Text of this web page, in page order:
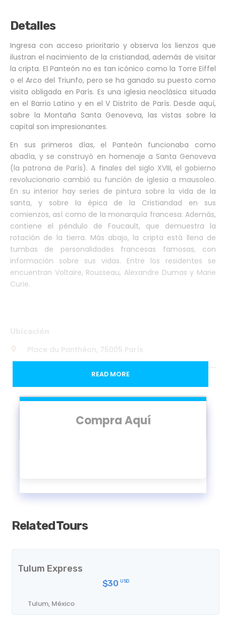
Compra Aquí
Detalles
Ingresa con acceso prioritario y observa los lienzos que
ilustran el nacimiento de la cristiandad, además de visitar
la cripta. El Panteón no es tan icónico como la Torre Eiffel
o el Arco del Triunfo, pero se ha ganado su puesto como
visita obligada en París. Es una iglesia neoclásica situada
en el Barrio Latino y en el V Distrito de París. Desde aquí,
sobre la Montaña Santa Genoveva, las vistas sobre la
capital son impresionantes.
En sus primeros días, el Panteón funcionaba como
abadía, y se construyó en homenaje a Santa Genoveva
(la patrona de París). A finales del siglo XVIII, el gobierno
revolucionario cambió su función de iglesia a mausoleo.
En su interior hay series de pintura sobre la vida de la
santa, y sobre la épica de la Cristiandad en sus
comienzos, así como de la monarquía francesa. Además,
contiene el péndulo de Foucault, que demuestra la
rotación de la tierra. Más abajo, la cripta está llena de
tumbas de personalidades francesas famosas, con
información sobre sus vidas. Entre los residentes se
encuentran Voltaire, Rousseau, Alexandre Dumas y Marie
Curie.
Place du Panthéon, 75005 París
Horarios
10:00 - 18:00 (Lunes - Sábado)
Acceso al piso superior (se puede adquirir en el
READ MORE
Related Tours
Tulum Express
$30 USD
Tulum, México